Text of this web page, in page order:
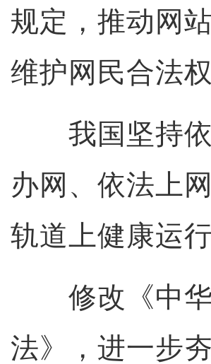
规定，推动网
维护网民合法权
我国坚持依
办网、依法上
轨道上健康运行
修改《中华
法》，进一步